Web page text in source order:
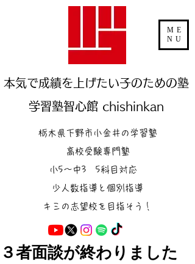
本気で成績を上げたい子のための塾
学習塾智心館 chishinkan
ME
NU
栃木県下野市小金井の学習塾
高校受験専門塾
小5～中3 5科目対応
少人数指導と個別指導
キミの志望校を目指そう！
３者面談が終わりました